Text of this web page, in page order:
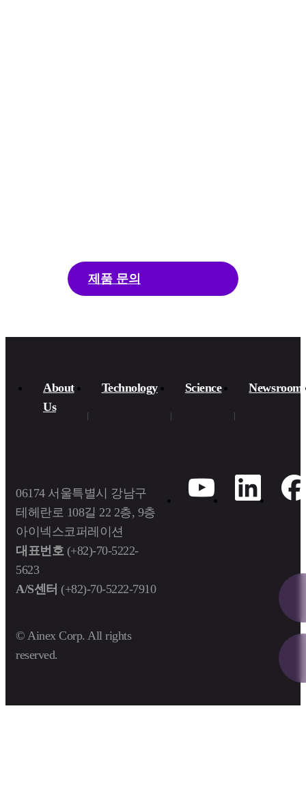
제품 문의
About
Us​
Technology Science Newsroom
06174 서울특별시 강남구
테헤란로 108길 22 2층, 9층
아이넥스코퍼레이션
대표번호 (+82)-70-5222-
5623
A/S센터 (+82)-70-5222-7910
© Ainex Corp. All rights
reserved.